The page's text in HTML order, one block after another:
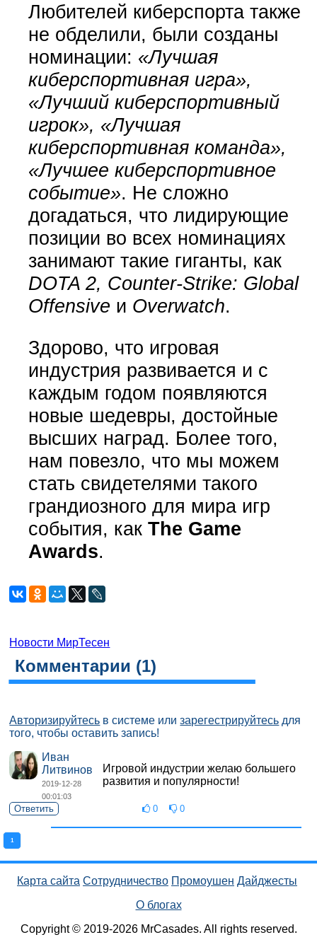
Любителей киберспорта также
не обделили, были созданы
номинации: «Лучшая
киберспортивная игра»,
«Лучший киберспортивный
игрок», «Лучшая
киберспортивная команда»,
«Лучшее киберспортивное
событие». Не сложно
догадаться, что лидирующие
позиции во всех номинациях
занимают такие гиганты, как
DOTA 2, Counter-Strike: Global
Offensive и Overwatch.
Здорово, что игровая
индустрия развивается и с
каждым годом появляются
новые шедевры, достойные
высших наград. Более того,
нам повезло, что мы можем
стать свидетелями такого
грандиозного для мира игр
события, как The Game
Awards.
Новости МирТесен
Комментарии (1)
Авторизируйтесь в системе илизарегестрируйтесь для
того, чтобы оставить запись!
Иван
Литвинов
2019-12-28
00:01:03
Игровой индустрии желаю большего
развития и популярности!
Ответить 0 0
1
Карта сайта Сотрудничество Промоушен Дайджесты
О блогах
Copyright © 2019-2026 MrCasades. All rights reserved.